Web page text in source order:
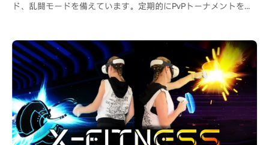
ド、乱闘モードを備えています。定期的にPvPトーナメントを開